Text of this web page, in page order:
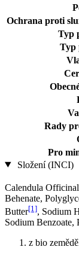
Ochrana proti
Typ
Typ
Rady
Pro
Složení (INCI)
Calendula
Behenate,
Butter[1], Sodium
Sodium Benzoate,
z bio